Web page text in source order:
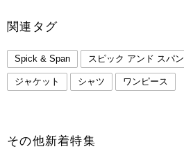
関連タグ
Spick & Span スピック アンド スパン
ジャケット シャツ ワンピース
その他新着特集